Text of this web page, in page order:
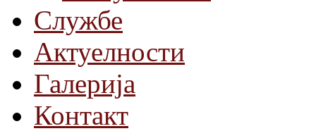
Службе
Актуелности
Галерија
Контакт